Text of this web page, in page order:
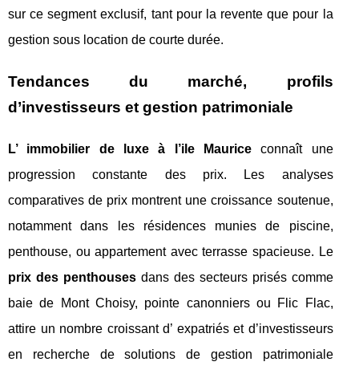
sur ce segment exclusif, tant pour la revente que pour la
gestion sous location de courte durée.
Tendances du marché, profils
d’investisseurs et gestion patrimoniale
L’ immobilier de luxe à l’ile Mauriceconnaît une
progression constante des prix. Les analyses
comparatives de prix montrent une croissance soutenue,
notamment dans les résidences munies de piscine,
penthouse, ou appartement avec terrasse spacieuse. Le
prix des penthousesdans des secteurs prisés comme
baie de Mont Choisy, pointe canonniers ou Flic Flac,
attire un nombre croissant d’ expatriés et d’investisseurs
en recherche de solutions de gestion patrimoniale